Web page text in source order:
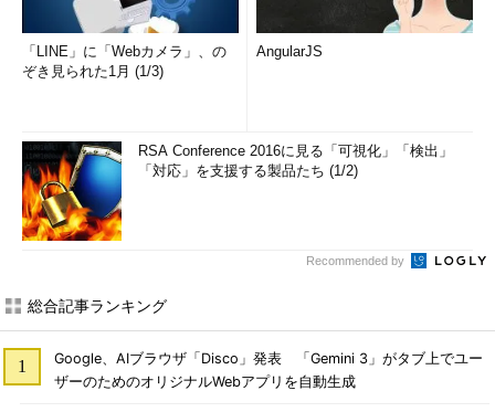
「LINE」に「Webカメラ」、の
ぞき見られた1月 (1/3)
AngularJS
RSA Conference 2016に見る「可視化」「検出」
「対応」を支援する製品たち (1/2)
Recommended by
総合記事ランキング
Google、AIブラウザ「Disco」発表 「Gemini 3」がタブ上でユー
ザーのためのオリジナルWebアプリを自動生成